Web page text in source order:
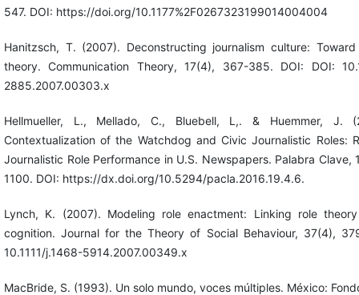
547. DOI: https://doi.org/10.1177%2F0267323199014004004
Hanitzsch, T. (2007). Deconstructing journalism culture:
theory. Communication Theory, 17(4), 367-385. DOI: DOI:
2885.2007.00303.x
Hellmueller, L., Mellado, C., Bluebell, L,. & Huemmer, J.
Contextualization of the Watchdog and Civic Journalistic Roles:
Journalistic Role Performance in U.S. Newspapers. Palabra Clave,
1100. DOI: https://dx.doi.org/10.5294/pacla.2016.19.4.6.
Lynch, K. (2007). Modeling role enactment: Linking role
cognition. Journal for the Theory of Social Behaviour, 37(4),
10.1111/j.1468-5914.2007.00349.x
MacBride, S. (1993). Un solo mundo, voces múltiples. México: